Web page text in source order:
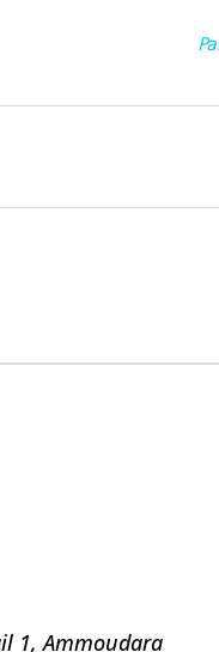
1, Ammoudara